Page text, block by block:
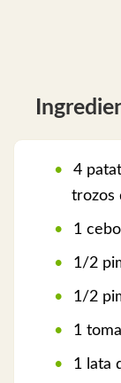
4
trozos
1
1/2
1/2
1
1 lata